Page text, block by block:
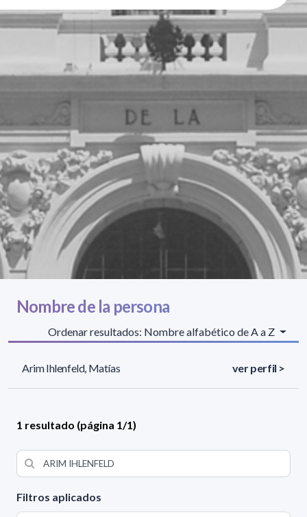
Filtros aplicados
Nombre de la persona
Ordenar resultados: Nombre alfabético de A a Z
Arim Ihlenfeld, Matías ver perfil >
1 resultado (página 1/1)